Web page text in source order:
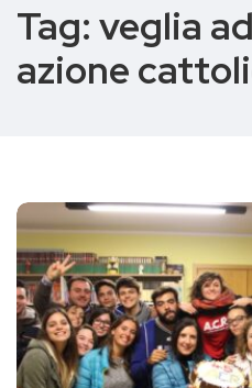
Tag: veglia
azione